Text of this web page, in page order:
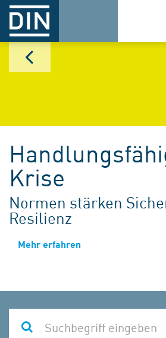
Krise
Normen stärken
Resilienz
Mehr erfahren